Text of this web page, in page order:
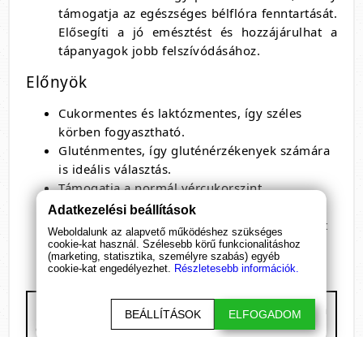
támogatja az egészséges bélflóra fenntartását.
Elősegíti a jó emésztést és hozzájárulhat a
tápanyagok jobb felszívódásához.
Előnyök
Cukormentes és laktózmentes, így széles
körben fogyasztható.
Gluténmentes, így gluténérzékenyek számára
is ideális választás.
Támogatja a normál vércukorszint
fenntartását.
Segíthet a testsúlycsökkentésben csökkentett
energiatartalmú étrend mellett.
BioTech USA - Glucomannan + Chromium
étrend-kiegészítő italpor
Adatkezelési beállítások
Weboldalunk az alapvető működéshez szükséges
cookie-kat használ. Szélesebb körű funkcionalitáshoz
(marketing, statisztika, személyre szabás) egyéb
cookie-kat engedélyezhet. Részletesebb információk.
BEÁLLÍTÁSOK ELFOGADOM